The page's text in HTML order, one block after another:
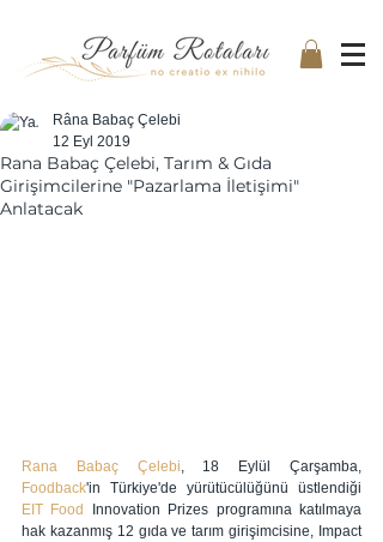
Rana Babaç Çelebi, Tarım & Gıda
Girişimcilerine "Pazarlama İletişimi"
Anlatacak
Râna Babaç Çelebi
12 Eyl 2019
Rana Babaç Çelebi
Foodback
EIT Food Innovation Prizes programına katılmaya
hak kazanmış 12 gıda ve tarım girişimcisine, Impact